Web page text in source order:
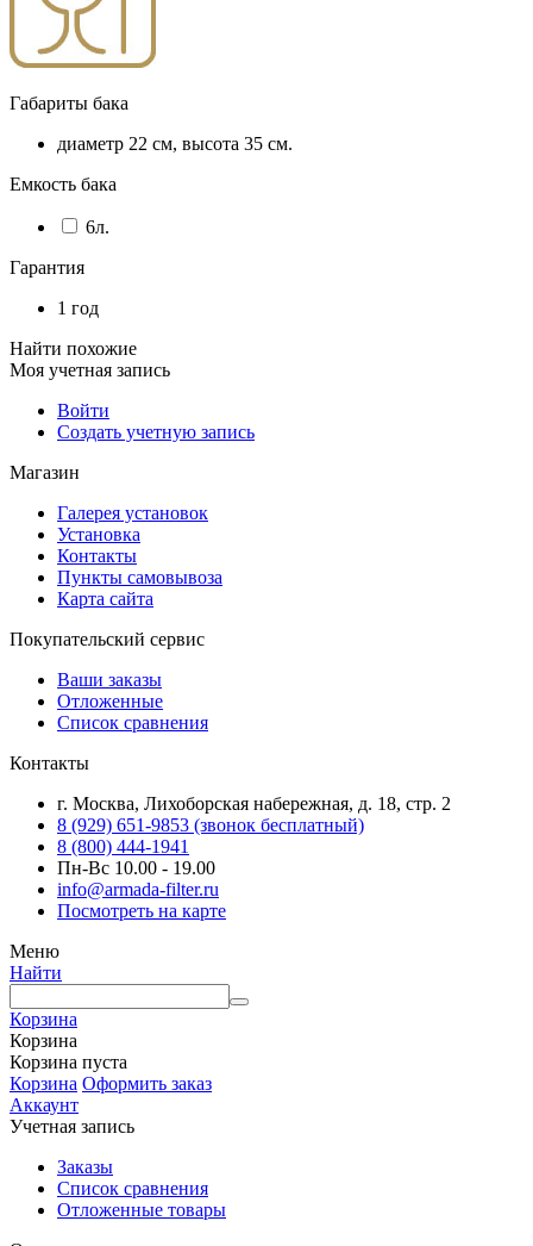
Габариты бака
диаметр 22 см, высота 35 см.
Емкость бака
6л.
Гарантия
1 год
Найти похожие
Моя учетная запись
Войти
Создать учетную запись
Магазин
Галерея установок
Установка
Контакты
Пункты самовывоза
Карта сайта
Покупательский сервис
Ваши заказы
Отложенные
Список сравнения
Контакты
г. Москва, Лихоборская набережная, д. 18, стр. 2
8 (929) 651-9853 (звонок бесплатный)
8 (800) 444-1941
Пн-Вс 10.00 - 19.00
info@armada-filter.ru
Посмотреть на карте
Меню
Найти
Корзина
Корзина
Корзина пуста
Корзина Оформить заказ
Аккаунт
Учетная запись
Заказы
Список сравнения
Отложенные товары